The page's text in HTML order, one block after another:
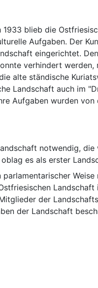
blieb die
Aufgaben. Der
eingerichtet.
verhindert werden,
alte ständische
Landschaft auch im
notwendig,
es als erster
der
der Landschaft